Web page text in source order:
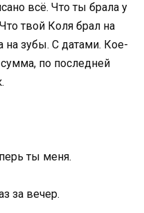
всё. Что ты брала у
твой Коля брал на
зубы. С датами. Кое-
по последней
ты меня.
за вечер.